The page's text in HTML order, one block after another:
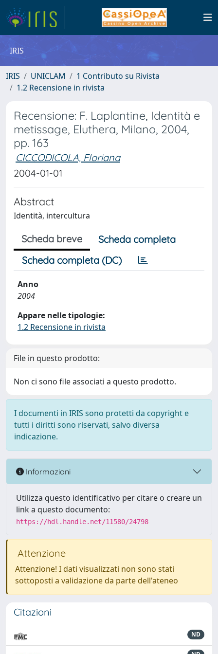
IRIS
IRIS UNICLAM
1 Contributo su Rivista
1.2 Recensione in rivista
Recensione: F. Laplantine, Identità e
metissage, Eluthera, Milano, 2004,
pp. 163
CICCODICOLA, Floriana
2004-01-01
Abstract
Identità, intercultura
Scheda breve
Scheda completa
Scheda completa (DC)
Anno
2004
Appare nelle tipologie:
1.2 Recensione in rivista
File in questo prodotto:
Non ci sono file associati a questo prodotto.
I documenti in IRIS sono protetti da copyright e
tutti i diritti sono riservati, salvo diversa
indicazione.
Informazioni
Utilizza questo identificativo per citare o creare un
link a questo documento:
https://hdl.handle.net/11580/24798
Attenzione
Attenzione! I dati visualizzati non sono stati
sottoposti a validazione da parte dell'ateneo
Citazioni
ND